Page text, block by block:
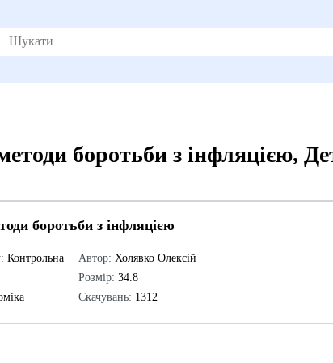
боротьби з інфляцією,
боротьби з інфляцією
Контрольна
Автор: Холявко Олексій
Розмір: 34.8
Скачувань: 1312